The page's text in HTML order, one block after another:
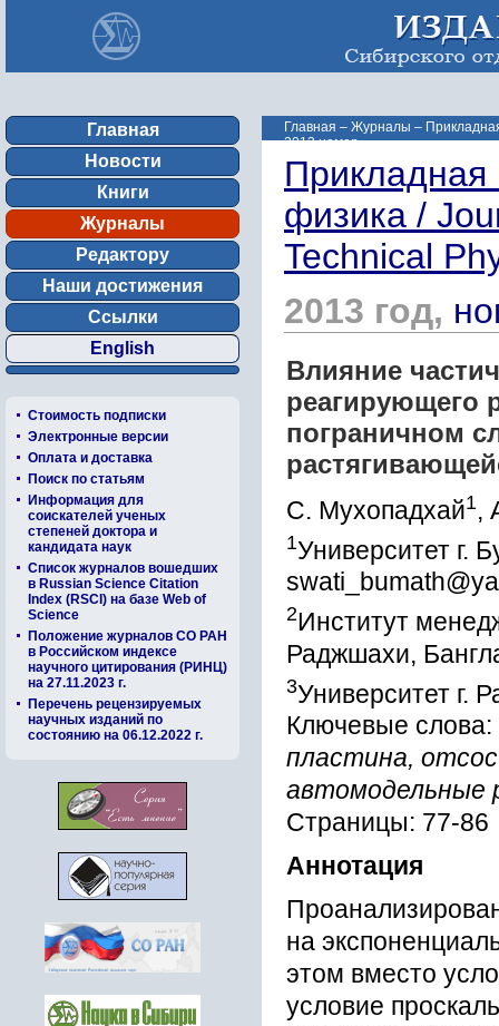
Главная
Новости
Книги
Журналы
Редактору
Наши достижения
Ссылки
English
Стоимость подписки
Электронные версии
Оплата и доставка
Поиск по статьям
Информация для
соискателей ученых
степеней доктора и
кандидата наук
Список журналов вошедших
в Russian Science Citation
Index (RSCI) на базе Web of
Science
Положение журналов СО РАН
в Российском индексе
научного цитирования (РИНЦ)
на 27.11.2023 г.
Перечень рецензируемых
научных изданий по
состоянию на 06.12.2022 г.
Главная – Журналы –
2013 номер ...
Прикладная
физика /
Technical
2013 год,
Влияние
реагирующего
пограничном
С. Мухопадхай1,
1Университет г.
2Институт
Раджшахи,
3Университет г.
Ключевые слова:
пластина,
автомодельные
Страницы: 77-86
Аннотация
на
этом вместо
условие